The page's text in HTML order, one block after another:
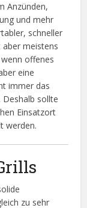
Anzünden,
und mehr
schneller
meistens
offenes
eine
immer das
Deshalb sollte
Einsatzort
werden.
zu sehr